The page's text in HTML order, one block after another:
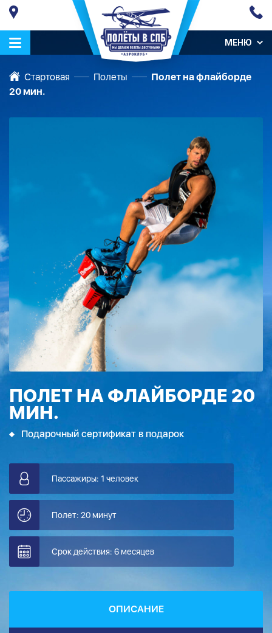
МЕНЮ
Стартовая Полеты
Полет на флайборде
20 мин.
ПОЛЕТ НА ФЛАЙБОРДЕ 20
МИН.
Подарочный сертификат в подарок
Пассажиры: 1 человек
Полет: 20 минут
Срок действия: 6 месяцев
ОПИСАНИЕ